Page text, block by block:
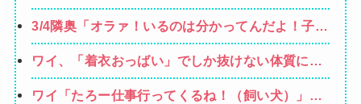
ない主張を振りかざす感情的なヒステリー女」と
言いふらされて・・・
3/4隣奥「オラァ！いるのは分かってんだよ！子供
預かれ！(ドアケリー！」私(ヒィィィ…)→隣奥の
旦那さんに相談したら逃げられた。夫に相談して
もなにいってだこいつ。どうすれば…
ワイ、「着衣おっばい」でしか抜けない体質にな
ってしまうｗｗｗｗｗ
ワイ「たろー仕事行ってくるね！（飼い犬）」犬